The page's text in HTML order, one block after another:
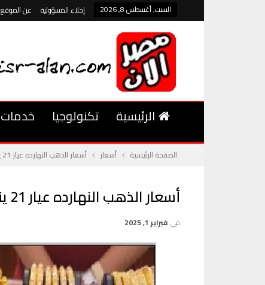
السبت, أغسطس 8, 2026 إخلاء المسؤولية عن الموقع
الرئيسية تكنولوجيا خدمات
الصفحة الرئيسية أسعار أسعار الذهب النهارده عيار 21 ينزل 10 جنيهات في لحظة!
أسعار الذهب النهارده عيار 21 ينزل 10 جنيهات في لحظة!
في فبراير 1, 2025